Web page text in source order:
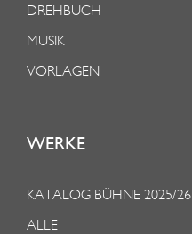
DREHBUCH
MUSIK
VORLAGEN
WERKE
KATALOG BÜHNE 2025/26
ALLE